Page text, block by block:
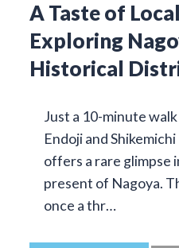
A Taste of Local
Exploring
Historical
Just a 10-minute
Endoji and
offers a rare glimpse
present of Nagoya.
once a thr…